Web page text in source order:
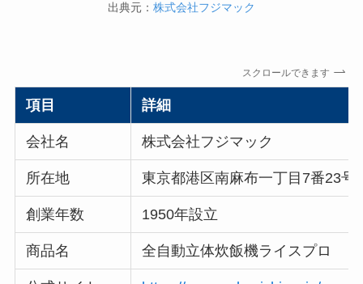
出典元： 株式会社フジマック
スクロールできます
項目 詳細
会社名 株式会社フジマック
所在地 東京都港区南麻布一丁目7番23号
創業年数 1950年設立
商品名 全自動立体炊飯機ライスプロ